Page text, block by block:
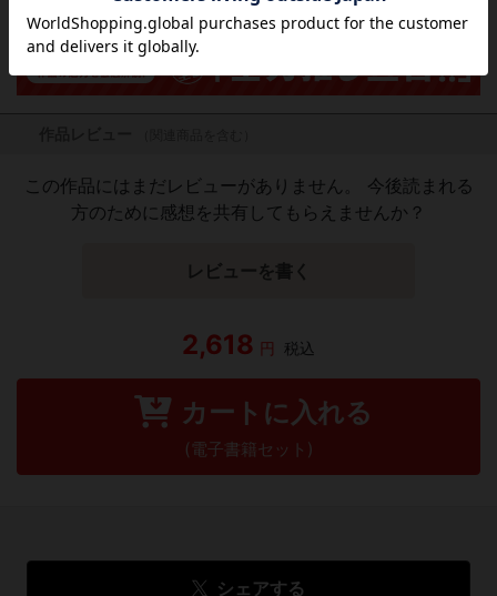
この作品にはまだレビューがありません。 今後読まれる
方のために感想を共有してもらえませんか？
レビューを書く
2,618 円 税込
カートに入れる
(電子書籍セット)
シェアする